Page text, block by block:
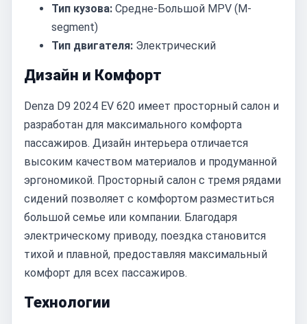
Тип кузова: Средне-Большой MPV (M-
segment)
Тип двигателя: Электрический
Дизайн и Комфорт
Denza D9 2024 EV 620 имеет просторный салон и
разработан для максимального комфорта
пассажиров. Дизайн интерьера отличается
высоким качеством материалов и продуманной
эргономикой. Просторный салон с тремя рядами
сидений позволяет с комфортом разместиться
большой семье или компании. Благодаря
электрическому приводу, поездка становится
тихой и плавной, предоставляя максимальный
комфорт для всех пассажиров.
Технологии